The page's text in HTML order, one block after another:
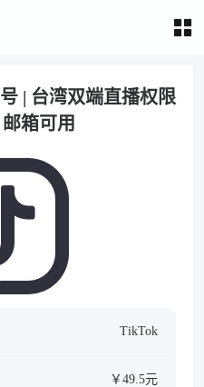
| 台湾双端直播权限
箱可用
TikTok
￥49.5元